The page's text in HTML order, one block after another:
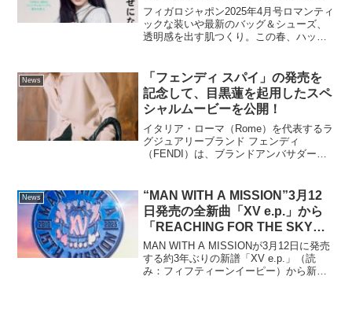
（水）発売！今春のファッション
はHAPPY COREが合言葉！
フィガロジャポン2025年4月号ロマンティ
ックな装いや最新のバッグ＆シューズ、
透明感を出す肌つくり。この春、ハッピ
最新出演作インタビューも！フィガロジ
ャポン2025年4...
News
「フェンディ スパイ」の発売を
記念して、目黒蓮を起用したスペ
シャルムービーを公開！
イタリア・ローマ（Rome）を代表するラ
グジュアリーブランド フェンディ
（FENDI）は、ブランドアンバサダーを
バッグ「フェンディ スパイ（FENDI
Spy）」をフィ...
News
“MAN WITH A MISSION”3月12
日発売の全新曲「XV e.p.」から
「REACHING FOR THE SKY」
を1月29日に先行配信決定！
MAN WITH A MISSIONが3月12日に発売
する約3年ぶりの新譜「XV e.p.」（読
み：フィフティーンイーピー）から新曲